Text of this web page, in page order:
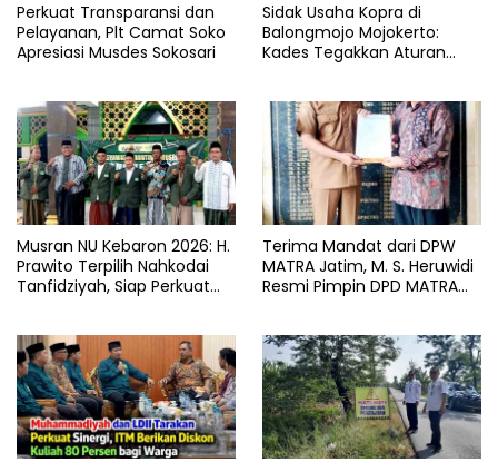
Perkuat Transparansi dan
Pelayanan, Plt Camat Soko
Apresiasi Musdes Sokosari
Sidak Usaha Kopra di
Balongmojo Mojokerto:
Kades Tegakkan Aturan
Musran NU Kebaron 2026: H.
Prawito Terpilih Nahkodai
Tanfidziyah, Siap Perkuat
Terima Mandat dari DPW
MATRA Jatim, M. S. Heruwidi
Resmi Pimpin DPD MATRA